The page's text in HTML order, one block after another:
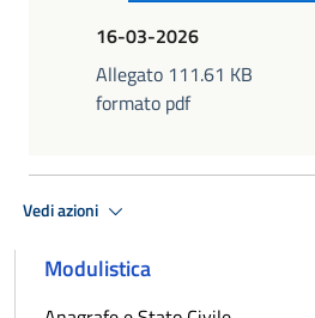
16-03-2026
Allegato 111.61 KB
formato pdf
Vedi azioni
Modulistica